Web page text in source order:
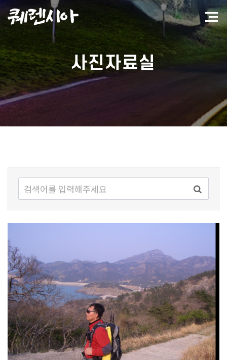
사진자료실